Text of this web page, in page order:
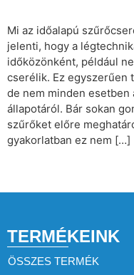
Mi az időalapú
jelenti, hogy a
időközönként, például
cserélik. Ez egyszerűen
de nem minden
állapotáról. Bár sokan
szűrőket előre
gyakorlatban ez nem […]
TERMÉKEINK
ÖSSZES TERMÉK